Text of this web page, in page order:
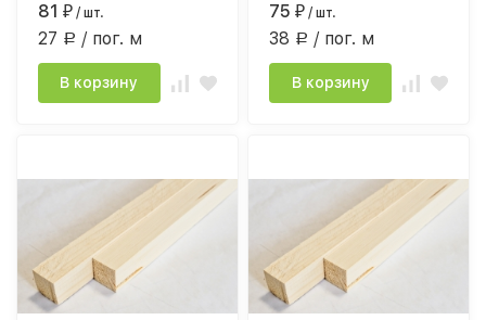
строг.камерной сушки
81₽ / шт.
27 Р / пог. м
В корзину
строг.камерной сушки
75₽ / шт.
38 Р / пог. м
В корзину